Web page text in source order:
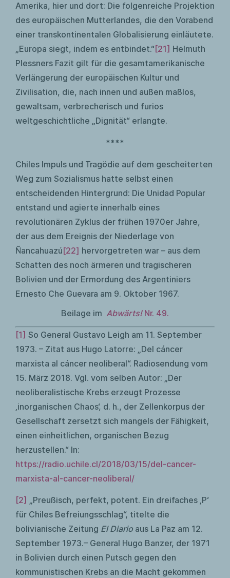
Amerika, hier und dort: Die folgenreiche Projektion
des europäischen Mutterlandes, die den Vorabend
einer transkontinentalen Globalisierung einläutete.
„Europa siegt, indem es entbindet.“[21] Helmuth
Plessners Fazit gilt für die gesamtamerikanische
Verlängerung der europäischen Kultur und
Zivilisation, die, nach innen und außen maßlos,
gewaltsam, verbrecherisch und furios
weltgeschichtliche „Dignität“ erlangte.
****
Chiles Impuls und Tragödie auf dem gescheiterten
Weg zum Sozialismus hatte selbst einen
entscheidenden Hintergrund: Die Unidad Popular
entstand und agierte innerhalb eines
revolutionären Zyklus der frühen 1970er Jahre,
der aus dem Ereignis der Niederlage von
Ñancahuazú[22] hervorgetreten war – aus dem
Schatten des noch ärmeren und tragischeren
Bolivien und der Ermordung des Argentiniers
Ernesto Che Guevara am 9. Oktober 1967.
Beilage im Abwärts!Nr. 49.
[1] So General Gustavo Leigh am 11. September
1973. – Zitat aus Hugo Latorre: „Del cáncer
marxista al cáncer neoliberal“. Radiosendung vom
15. März 2018. Vgl. vom selben Autor: „Der
neoliberalistische Krebs erzeugt Prozesse
‚inorganischen Chaos‘, d. h., der Zellenkorpus der
Gesellschaft zersetzt sich mangels der Fähigkeit,
einen einheitlichen, organischen Bezug
herzustellen.“ In:
https://radio.uchile.cl/2018/03/15/del-cancer-
marxista-al-cancer-neoliberal/
[2] „Preußisch, perfekt, potent. Ein dreifaches ‚P‘
für Chiles Befreiungsschlag“, titelte die
bolivianische Zeitung El Diario aus La Paz am 12.
September 1973.– General Hugo Banzer, der 1971
in Bolivien durch einen Putsch gegen den
kommunistischen Krebs an die Macht gekommen